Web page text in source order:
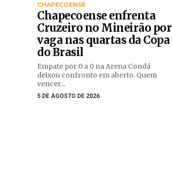
CHAPECOENSE
Chapecoense enfrenta
Cruzeiro no Mineirão por
vaga nas quartas da Copa
do Brasil
Empate por 0 a 0 na Arena Condá
deixou confronto em aberto. Quem
vencer...
5 DE AGOSTO DE 2026